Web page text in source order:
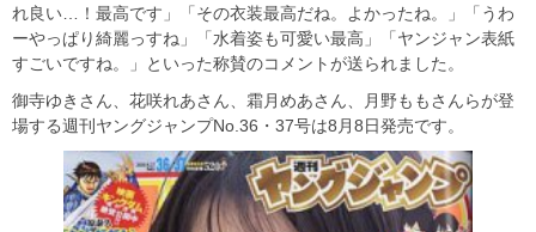
れ良い…！最高です」「その衣装最高だね。よかったね。」「うわ
ーやっぱり綺麗っすね」「水着姿も可愛い最高」「ヤンジャン表紙
すごいですね。」といった称賛のコメントが送られました。
御寺ゆきさん、花咲れあさん、霜月めあさん、月野ももさんらが登
場する週刊ヤングジャンプNo.36・37号は8月8日発売です。